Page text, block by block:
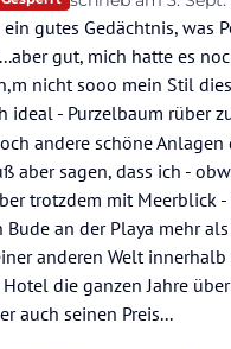
Zusatzkosten zu haben...
Die Bewertungen hier wurden
schon vermutet hab - von
etwa gleichem Ausmaß hier
Liegt sooo praktisch... bei der
wenige Meter bis zum Eroski....
Hotelflüchter und
Und für den späteren Abend in
zuletzt editiert von
ein gutes Gedächtnis, was
gut, mich hatte es
nicht sooo mein Stil
ideal - Purzelbaum rüber
andere schöne Anlagen
aber sagen, dass ich -
trotzdem mit Meerblick
an der Playa mehr
anderen Welt innerhalb
die ganzen Jahre
auch seinen Preis...